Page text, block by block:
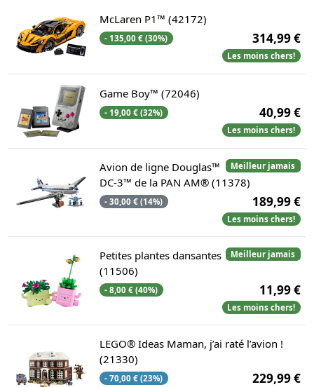
McLaren P1™ (42172)
- 135,00 € (30%) 314,99 €
Les moins chers!
Game Boy™ (72046)
- 19,00 € (32%) 40,99 €
Les moins chers!
Meilleur jamais
Avion de ligne Douglas™
DC-3™ de la PAN AM® (11378)
- 30,00 € (14%) 189,99 €
Les moins chers!
Meilleur jamais
Petites plantes dansantes
(11506)
- 8,00 € (40%) 11,99 €
Les moins chers!
LEGO® Ideas Maman, j’ai raté l’avion !
(21330)
- 70,00 € (23%) 229,99 €